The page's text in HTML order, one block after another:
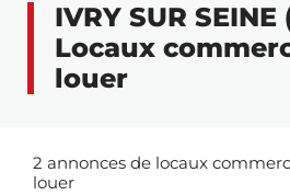
IVRY SUR
Locaux
louer
2 annonces de locaux
louer